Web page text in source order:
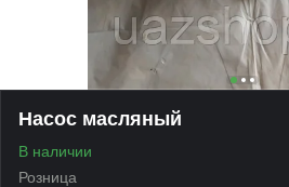
Насос масляный
В наличии
Розница